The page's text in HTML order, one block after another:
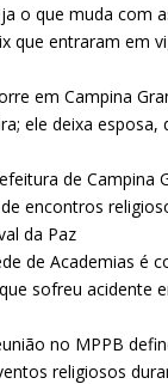
o que muda com
que entraram em
em Campina
ele deixa esposa,
de Campina
encontros
da Paz
de Academias é
sofreu acidente
no MPPB
religiosos